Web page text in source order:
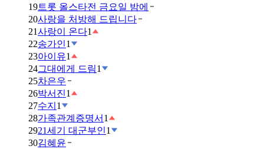
19트롯 올스타전 금요일 밤에
20사랑을 처방해 드립니다
21사랑이 온다1
22송가인1
23아이유1
24그대에게 드림1
25차은우
26박서진1
27수지 1
28가족관계증명서 1
2921세기 대군부인1
30김혜윤